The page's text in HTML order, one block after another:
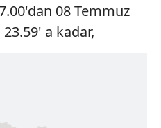
08 Temmuz
a kadar,